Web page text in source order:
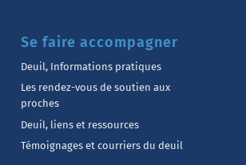
Se faire accompagner
Deuil, Informations pratiques
Les rendez-vous de soutien aux
proches
Deuil, liens et ressources
Témoignages et courriers du deuil